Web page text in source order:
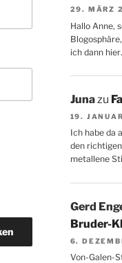
29. MÄRZ
Hallo Anne,
ich dann
Junazu
19.
Ich habe da
den
metallene
Gerd
Bruder-
6.
Von-Galen-